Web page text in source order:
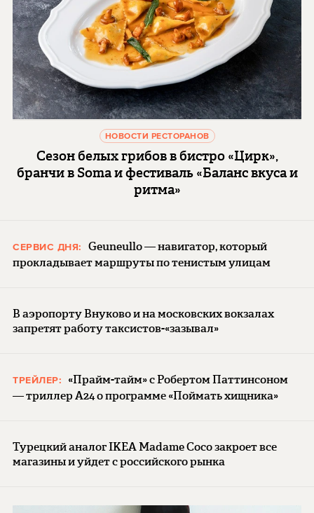
НОВОСТИ РЕСТОРАНОВ
Сезон белых грибов в бистро «Цирк»,
бранчи в Soma и фестиваль «Баланс вкуса и
ритма»
СЕРВИС ДНЯ:
Geuneullo — навигатор, который
прокладывает маршруты по тенистым улицам
В аэропорту Внуково и на московских вокзалах
запретят работу таксистов-«зазывал»
ТРЕЙЛЕР:
«Прайм-тайм» с Робертом Паттинсоном
— триллер A24 о программе «Поймать хищника»
Турецкий аналог IKEA Madame Coco закроет все
магазины и уйдет с российского рынка